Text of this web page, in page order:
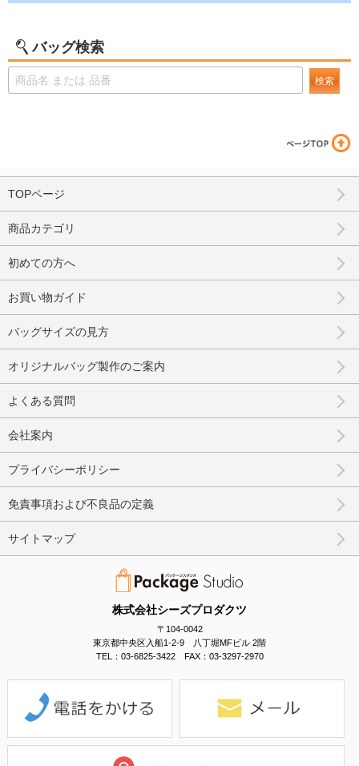
バッグ検索
検索
株式会社シーズプロダクツ
〒104-0042
東京都中央区入船1-2-9 八丁堀MFビル 2階
TEL：03-6825-3422 FAX：03-3297-2970
TOPページ
商品カテゴリ
初めての方へ
お買い物ガイド
バッグサイズの見方
オリジナルバッグ製作のご案内
よくある質問
会社案内
プライバシーポリシー
免責事項および不良品の定義
サイトマップ